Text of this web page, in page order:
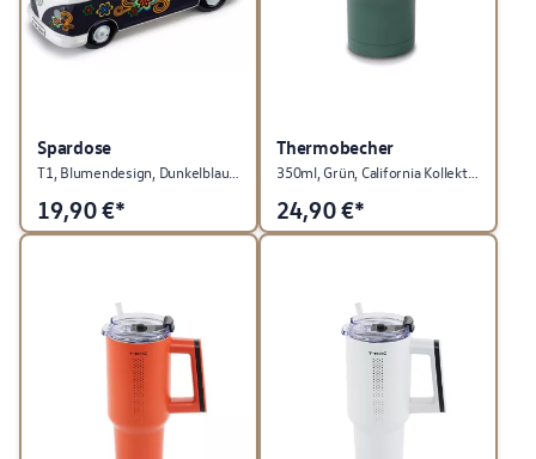
Spardose
T1, Blumendesign, Dunkelblau, Heritage Kollektion
19,90€*
Thermobecher
350ml, Grün, California Kollektion
24,90€*